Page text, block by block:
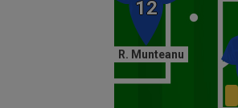
R. Munteanu